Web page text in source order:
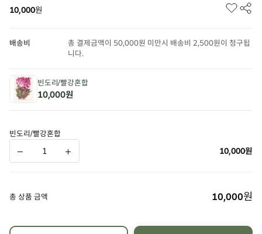
10,000원
배송비
총 결제금액이 50,000원 미만시 배송비 2,500원이 청구됩
니다.
빈도리/빨강혼합
10,000원
빈도리/빨강혼합
10,000원
총 상품 금액 10,000원